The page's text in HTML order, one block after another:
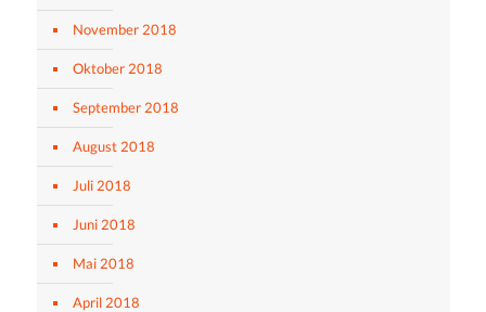
November 2018
Oktober 2018
September 2018
August 2018
Juli 2018
Juni 2018
Mai 2018
April 2018